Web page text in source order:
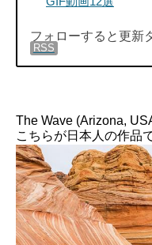
フォローすると更新
RSS
The Wave (Arizona,
こちらが日本人の作品